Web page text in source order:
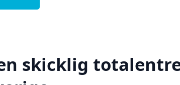
skicklig